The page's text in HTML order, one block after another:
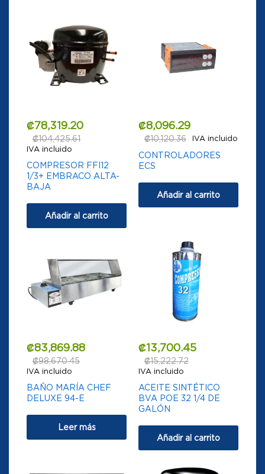
₡78,319.20
₡104,425.61
IVA incluido
COMPRESOR FFI12
1/3+ EMBRACO ALTA-
BAJA
Añadir al carrito
₡8,096.29
₡10,120.36 IVA incluido
CONTROLADORES
ECS
Añadir al carrito
₡83,869.88
₡98,670.45
IVA incluido
BAÑO MARÍA CHEF
DELUXE 94-E
Leer más
₡13,700.45
₡15,222.72
IVA incluido
ACEITE SINTÉTICO
BVA POE 32 1/4 DE
GALÓN
Añadir al carrito